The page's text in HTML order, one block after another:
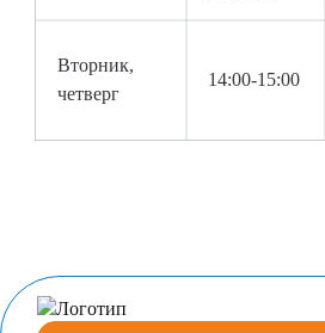
Вторник,
четверг
14:00-15:00